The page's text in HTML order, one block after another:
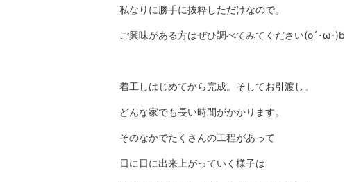
私なりに勝手に抜粋しただけなので。
ご興味がある方はぜひ調べてみてください(o´･ω･)b
着工しはじめてから完成。そしてお引渡し。
どんな家でも長い時間がかかります。
そのなかでたくさんの工程があって
日に日に出来上がっていく様子は